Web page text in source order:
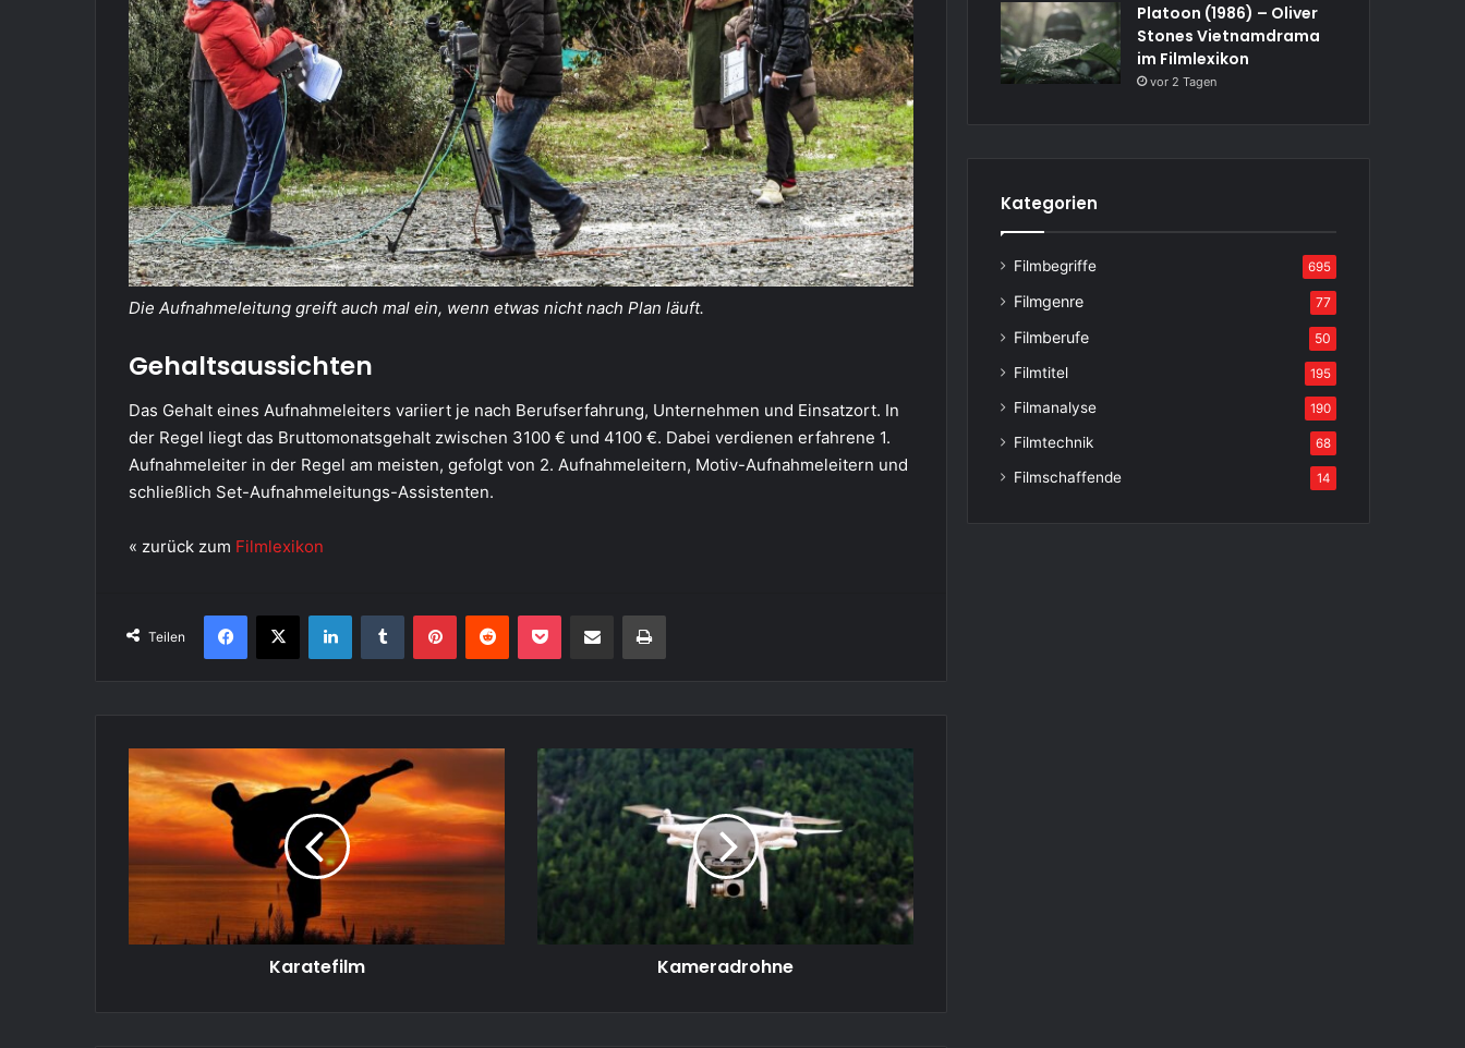
Die Aufnahmeleitung greift auch mal ein, wenn etwas nicht nach Plan läuft.
Gehaltsaussichten
Das Gehalt eines Aufnahmeleiters variiert je nach Berufserfahrung, Unternehmen und Einsatzort. In
der Regel liegt das Bruttomonatsgehalt zwischen 3100 € und 4100 €. Dabei verdienen erfahrene 1.
Aufnahmeleiter in der Regel am meisten, gefolgt von 2. Aufnahmeleitern, Motiv-Aufnahmeleitern und
schließlich Set-Aufnahmeleitungs-Assistenten.
« zurück zum Filmlexikon
Teilen
Facebook
X LinkedInTumblr PinterestReddit Pocket Teile per E-Mail Drucken
Karatefilm
Karatefilm
Kameradrohne
Kameradrohne
Platoon (1986) – Oliver
Stones Vietnamdrama
im Filmlexikon
vor 2 Tagen
Kategorien
Filmbegriffe 695
Filmgenre 77
Filmberufe 50
Filmtitel 195
Filmanalyse 190
Filmtechnik 68
Filmschaffende 14